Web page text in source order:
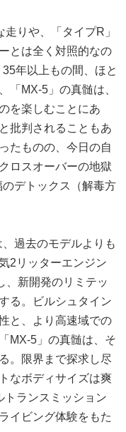
りや、「タイプR」
とは全く対照的なの
年以上もの間、ほと
「MX-5」の真髄は、
を楽しむことにあ
批判されることもあ
たものの、今日の自
ロスオーバーの地獄
デトックス（解毒方
過去のモデルよりも
2リッターエンジン
、新開発のリミテッ
る。ビルシュタイン
と、より高速域での
MX-5」の真髄は、そ
。限界まで探求し尽
なボディサイズは爽
トランスミッション
イビング体験をもた